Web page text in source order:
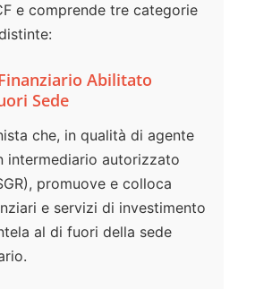
e comprende tre categorie
Abilitato
Sede
che, in qualità di agente
intermediario autorizzato
promuove e colloca
e servizi di investimento
al di fuori della sede